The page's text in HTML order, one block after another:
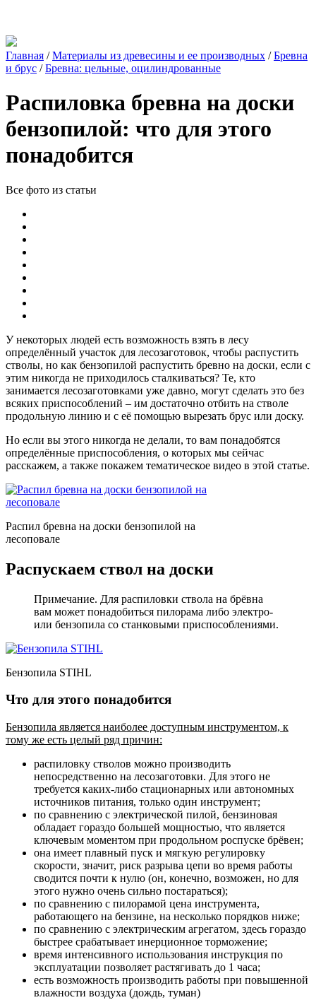
Главная /Материалы из древесины и ее производных /Бревна
и брус /Бревна: цельные, оцилиндрованные
Распиловка бревна на доски
бензопилой: что для этого
понадобится
Все фото из статьи
У некоторых людей есть возможность взять в лесу
определённый участок для лесозаготовок, чтобы распустить
стволы, но как бензопилой распустить бревно на доски, если с
этим никогда не приходилось сталкиваться? Те, кто
занимается лесозаготовками уже давно, могут сделать это без
всяких приспособлений – им достаточно отбить на стволе
продольную линию и с её помощью вырезать брус или доску.
Но если вы этого никогда не делали, то вам понадобятся
определённые приспособления, о которых мы сейчас
расскажем, а также покажем тематическое видео в этой статье.
Распил бревна на доски бензопилой на
лесоповале
Распускаем ствол на доски
Примечание. Для распиловки ствола на брёвна
вам может понадобиться пилорама либо электро-
или бензопила со станковыми приспособлениями.
Бензопила STIHL
Что для этого понадобится
Бензопила является наиболее доступным инструментом, к
тому же есть целый ряд причин:
распиловку стволов можно производить
непосредственно на лесозаготовки. Для этого не
требуется каких-либо стационарных или автономных
источников питания, только один инструмент;
по сравнению с электрической пилой, бензиновая
обладает гораздо большей мощностью, что является
ключевым моментом при продольном роспуске брёвен;
она имеет плавный пуск и мягкую регулировку
скорости, значит, риск разрыва цепи во время работы
сводится почти к нулю (он, конечно, возможен, но для
этого нужно очень сильно постараться);
по сравнению с пилорамой цена инструмента,
работающего на бензине, на несколько порядков ниже;
по сравнению с электрическим агрегатом, здесь гораздо
быстрее срабатывает инерционное торможение;
время интенсивного использования инструкция по
эксплуатации позволяет растягивать до 1 часа;
есть возможность производить работы при повышенной
влажности воздуха (дождь, туман)